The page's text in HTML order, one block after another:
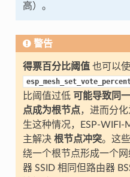
高）。
警告
得票百分比阈值也可以
比阈值过低 可能导致同
点成为根节点，进而分化
生这种情况，ESP-WIFI-
主解决 根节点冲突。这
绕一个根节点形成一个
器 SSID 相同但路由器